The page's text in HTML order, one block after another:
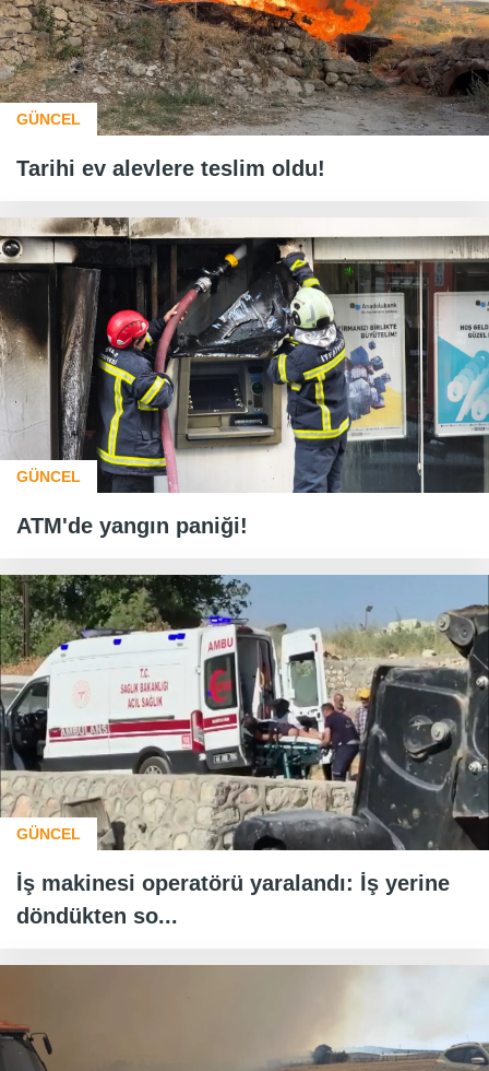
GÜNCEL
Tarihi ev alevlere teslim oldu!
GÜNCEL
ATM'de yangın paniği!
GÜNCEL
İş makinesi operatörü yaralandı: İş yerine
döndükten so...